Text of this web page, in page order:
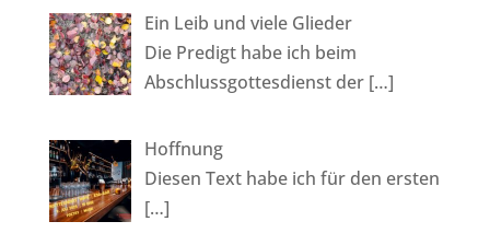
i
v
e
:
Ein Leib und viele Glieder
Die Predigt habe ich beim
Abschlussgottesdienst der […]
Hoffnung
Diesen Text habe ich für den ersten
[…]